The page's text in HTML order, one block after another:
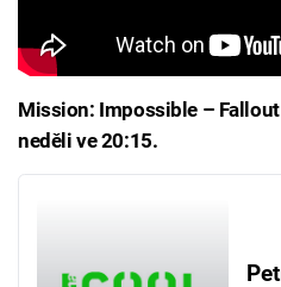
Mission: Impossible – Fallout
neděli ve 20:15.